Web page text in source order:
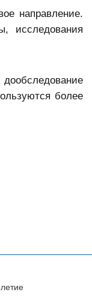
направление.
исследования
дообследование
более